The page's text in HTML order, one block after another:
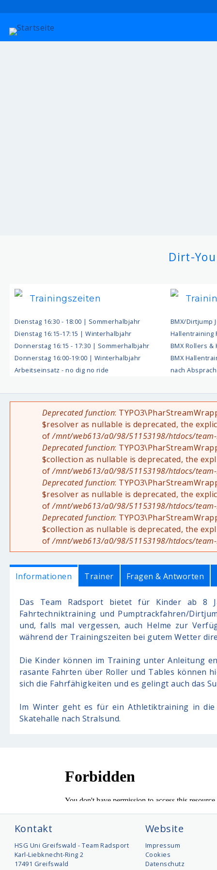
Dirt-
Trainingszeiten
Dienstag 16:30 - 18:00 | Sommerhalbjahr
Dienstag 16:15-17:15 | Winterhalbjahr
Donnerstag 16:15 - 17:30 | Sommerhalbjahr
Donnerstag 16:00-19:00 | Winterhalbjahr
Arbeitseinsatz - no dig no ride
BMX/Dirtjump
Hallentraining
BMX Rollers &
BMX
nach
Fehlermeldung
Deprecated function:
$resolver as nullable is deprecated, the
of/mnt/web613/a0/98/51153198/htdocs/
Deprecated function:
$collection as nullable is deprecated, the
of/mnt/web613/a0/98/51153198/htdocs/
Deprecated function:
$resolver as nullable is deprecated, the
of/mnt/web613/a0/98/51153198/htdocs/
Deprecated function:
$collection as nullable is deprecated, the
of/mnt/web613/a0/98/51153198/htdocs/
Informationen Trainer Fragen & Antworten
Das Team Radsport bietet für Kinder ab 8
Fahrtechniktraining und Pumptrackfahren/
und, falls mal vergessen, auch Helme zur
während der Trainingszeiten bei gutem Wetter
Die Kinder können im Training unter Anleitung
rasante Fahrten über Roller und Tables können
sich die Fahrfähigkeiten und es gelingt auch das
Im Winter geht es für ein Athletiktraining in
Skatehalle nach Stralsund.
Kontakt
HSG Uni Greifswald - Team Radsport
Karl-Liebknecht-Ring 2
17491 Greifswald
Website
Impressum
Cookies
Datenschutz